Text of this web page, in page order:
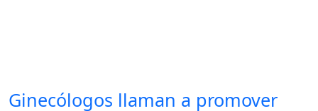
Ginecólogos llaman a promover